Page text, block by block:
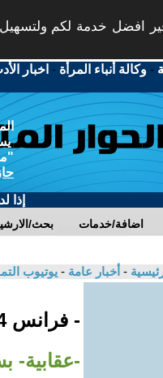
افضل خدمة لكم
-وكالة أنباء المرأة - اخبار
إذا
بحث/ اضافة/خدمات
- أخبار عامة - يوتيوب
- فرانس 24
-عقابية-